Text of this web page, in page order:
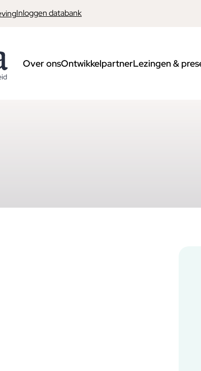
Inloggen databank
Over onsOntwikkelpartnerLezingen &